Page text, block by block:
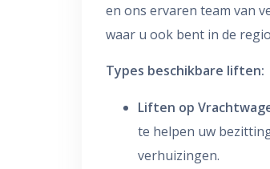
en ons ervaren team van
waar u ook bent in de
Types beschikbare liften:
Liften op
te helpen uw
verhuizingen.